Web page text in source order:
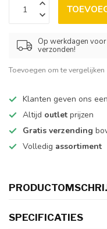
Op werkdagen
verzonden!
Toevoegen om te vergelijken
Klanten geven ons een
Altijd outlet prijzen
Gratis verzending
Volledig assortiment
SPECIFICATIES